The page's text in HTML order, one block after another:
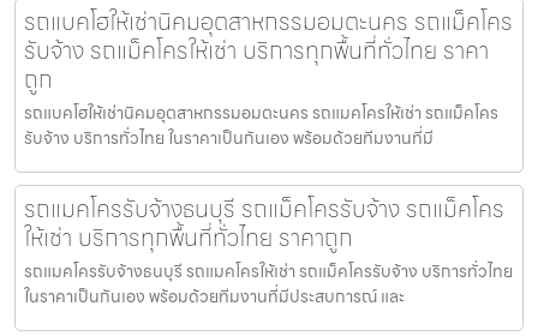
รถแบคโฮให้เช่านิคมอุตสาหกรรมอมตะนคร รถแม็คโคร
รับจ้าง รถแม็คโครให้เช่า บริการทุกพื้นที่ทั่วไทย ราคา
ถูก
รถแบคโฮให้เช่านิคมอุตสาหกรรมอมตะนคร รถแมคโครให้เช่า รถแม็คโคร
รับจ้าง บริการทั่วไทย ในราคาเป็นกันเอง พร้อมด้วยทีมงานที่มี
รถแมคโครรับจ้างธนบุรี รถแม็คโครรับจ้าง รถแม็คโคร
ให้เช่า บริการทุกพื้นที่ทั่วไทย ราคาถูก
รถแมคโครรับจ้างธนบุรี รถแมคโครให้เช่า รถแม็คโครรับจ้าง บริการทั่วไทย
ในราคาเป็นกันเอง พร้อมด้วยทีมงานที่มีประสบการณ์ และ